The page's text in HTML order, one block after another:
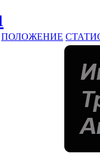
ПОЛОЖЕНИЕ